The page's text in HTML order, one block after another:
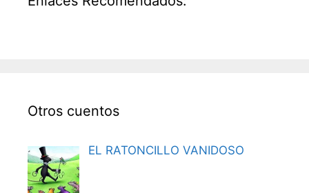
Otros cuentos
EL RATONCILLO VANIDOSO